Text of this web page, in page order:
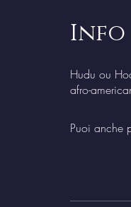
Info
Hudu ou
afro-
Puoi anche